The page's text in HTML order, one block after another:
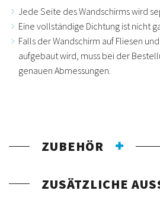
Jede Seite des Wandschirms wird
Eine vollständige Dichtung ist nicht
Falls der Wandschirm auf Fliesen
aufgebaut wird, muss bei der
genauen Abmessungen.
ZUBEHÖR
ZUSÄTZLICHE